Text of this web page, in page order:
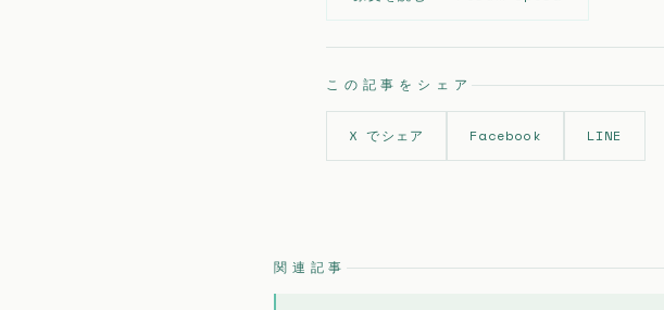
この記事をシェア
X でシェア Facebook LINE
関連記事